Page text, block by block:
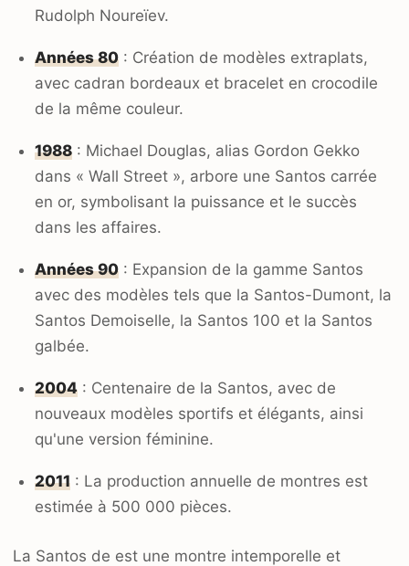
Rudolph Noureïev.
Années 80 : Création de modèles extraplats,
avec cadran bordeaux et bracelet en crocodile
de la même couleur.
1988 : Michael Douglas, alias Gordon Gekko
dans « Wall Street », arbore une Santos carrée
en or, symbolisant la puissance et le succès
dans les affaires.
Années 90 : Expansion de la gamme Santos
avec des modèles tels que la Santos-Dumont, la
Santos Demoiselle, la Santos 100 et la Santos
galbée.
2004 : Centenaire de la Santos, avec de
nouveaux modèles sportifs et élégants, ainsi
qu'une version féminine.
2011 : La production annuelle de montres est
estimée à 500 000 pièces.
La Santos de est une montre intemporelle et